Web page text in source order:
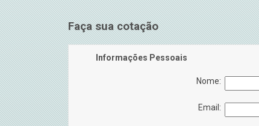
Faça sua cotação
Informações Pessoais
Nome:
Email: